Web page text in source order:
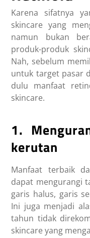
Karena sifatnya
skincare yang
namun bukan
produk-produk
Nah, sebelum
untuk target pasar
dulu manfaat
skincare.
1.
kerutan
Manfaat terbaik
dapat mengurangi
garis halus, garis
Ini juga menjadi
tahun tidak
skincare yang